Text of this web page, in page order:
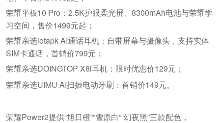
荣耀平板10 Pro：2.5K护眼柔光屏、8300mAh电池与荣耀学
习空间，售价1499元起；
荣耀亲选iotapk AI通话耳机：自带屏幕与摄像头，支持实体
SIM卡通话，首销价799元；
荣耀亲选DOINGTOP X8i耳机：限时优惠价129元；
荣耀亲选UIMU AI扫振电动牙刷：首销价149元。
荣耀Power2提供“旭日橙”“雪原白”“幻夜黑”三款配色，